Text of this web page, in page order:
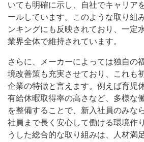
いても明確に示し、自社でキャリア
ールしています。このような取り組
ンキングにも反映されており、一定
業界全体で維持されています。
さらに、メーカーによっては独自の
境改善策も充実させており、これも
企業の特徴と言えます。例えば育児
有給休暇取得率の高さなど、多様な
を整備することで、新入社員のみな
社員まで長く安心して働ける環境作
うした総合的な取り組みは、人材満